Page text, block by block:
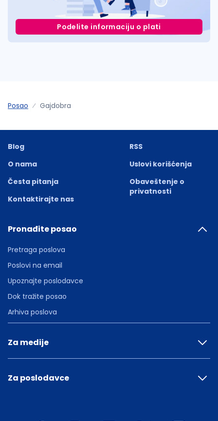
Podelite informaciju o plati
Posao Gajdobra
Blog
O nama
Česta pitanja
Kontaktirajte nas
RSS
Uslovi korišćenja
Obaveštenje o
privatnosti
Pronađite posao
Pretraga poslova
Poslovi na email
Upoznajte poslodavce
Dok tražite posao
Arhiva poslova
Za medije
Za poslodavce